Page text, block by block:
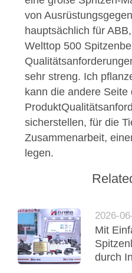
von
hauptsächlich für
Welttop 500
sehr streng. Ich
kann die andere Seite
sicherstellen, für die
Zusammenarbeit,
legen.
2026-
Mit
durch